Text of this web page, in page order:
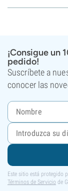
¡Consigue un
pedido!
Suscríbete a
conocer las
Este sitio está protegido
Términos de Servicio de